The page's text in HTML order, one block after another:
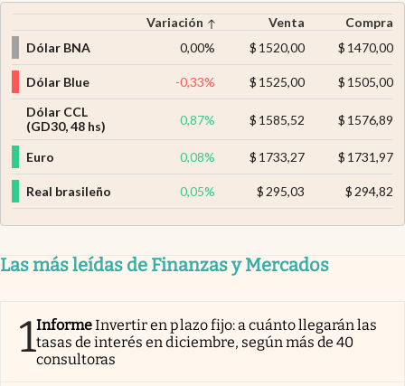
Variación Venta
Compra
Dólar BNA
0,00% $ 1520,00 $ 1470,00
Dólar Blue -0,33% $ 1525,00 $ 1505,00
Dólar CCL
(GD30, 48 hs)
0,87% $ 1585,52 $ 1576,89
Euro 0,08% $ 1733,27 $ 1731,97
Real brasileño 0,05% $ 295,03 $ 294,82
Las más leídas de Finanzas y Mercados
1InformeInvertir en plazo fijo: a cuánto llegarán las
tasas de interés en diciembre, según más de 40
consultoras